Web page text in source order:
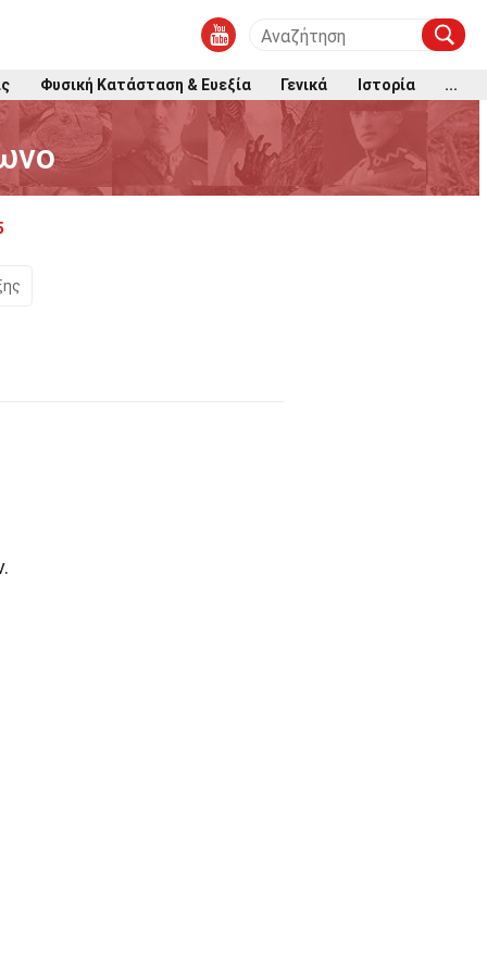
Φυσική Κατάσταση & Ευεξία Γενικά Ιστορία ...